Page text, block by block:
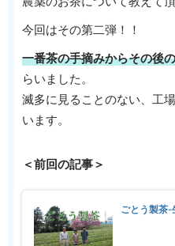
今回はその第二弾！！
一番茶の手摘みからその後
らいました。
滅多に見ることのない、工
います。
＜前回の記事＞
ごとう製茶-